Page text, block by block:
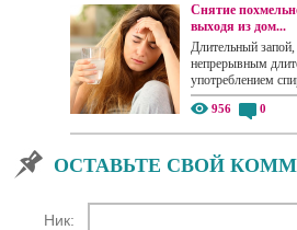
Снятие
выходя из дом...
Длительный
непрерывным
употреблением
956 0
ОСТАВЬТЕ СВОЙ
Ник: